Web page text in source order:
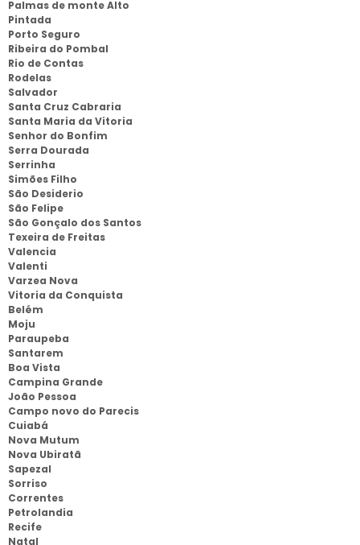
Palmas de monte Alto
Pintada
Porto Seguro
Ribeira do Pombal
Rio de Contas
Rodelas
Salvador
Santa Cruz Cabraria
Santa Maria da Vitoria
Senhor do Bonfim
Serra Dourada
Serrinha
Simões Filho
São Desiderio
São Felipe
São Gonçalo dos Santos
Texeira de Freitas
Valencia
Valenti
Varzea Nova
Vitoria da Conquista
Belém
Moju
Paraupeba
Santarem
Boa Vista
Campina Grande
João Pessoa
Campo novo do Parecis
Cuiabá
Nova Mutum
Nova Ubiratã
Sapezal
Sorriso
Correntes
Petrolandia
Recife
Natal